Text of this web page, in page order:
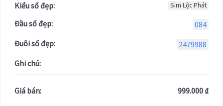
Kiểu số đẹp: Sim Lộc Phát
Đầu số đẹp:
084
Đuôi số đẹp:
2479988
Ghi chú:
Giá bán: 999.000 ₫